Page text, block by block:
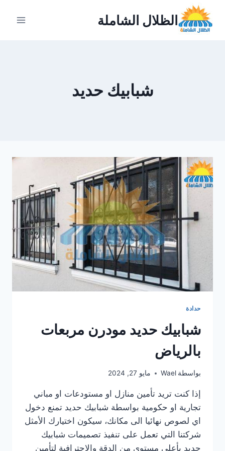
التجاوز
المحتوى
الظلال الشاملة
شبابيك حديد
حدادة
شبابيك حديد مودرن مربعات
بالرياض
بواسطة Wael مايو 27, 2024
إذا كنت تريد تأمين منازل او مستودعات او مباني
تجارية او حكومية بواسطة شبابيك حديد تمنع دخول
اي لصوص نهائيا الى مكانك، سيكون اختيارك الأمثل
شركتنا التي تعمل على تنفيذ تصميمات شبابيك
حديد بأعلي مستوي من الدقة والاحترافية لتأمين